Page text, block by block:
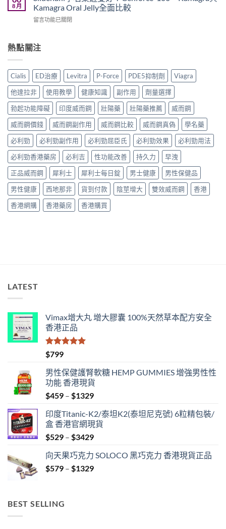
間、
30mg
點
揀？〉
作
注
項
港
正
貨
購
買
指
南〉
中
2026
Viagra
多
原
廠
與
學
名
藥
購
買
較〉
中
而
鋼
利
麼
選？
2026
年
效
果、
價
錢、
作
用
全
面
比
較
與
香
8 月
Kamagra Oral Jelly全面比較
在
名
藥
隻
好？
Cenforce-
100、
Kamagra
與
Kamagra
Oral
Jelly
全
面
比
較〉
中
留言功能已關閉
熱點關注
Cialis ED治療 Levitra P-Force PDE5抑制劑
Viagra
他達拉非
使用教學 健康知識 副作用
劑量選擇
勃起功能障礙
印度威而鋼 壯陽藥 壯陽藥推薦
威而鋼
威而鋼價錢
威而鋼副作用 威而鋼比較 威而鋼真偽
學名藥
必利勁
必利勁副作用 必利勁屈臣氏 必利勁效果
必利勁用法
必利勁香港藥房
必利吉 性功能改善 持久力
早洩
正品威而鋼
犀利士 犀利士每日錠 男士健康
男性保健品
男性健康
西地那非 貨到付款 陰莖增大 雙效威而鋼
香港
香港網購
香港藥房 香港購買
LATEST
Vimax增大丸 增大膠囊 100%天然草本配方安全
香港正品
評分
滿分 5
$799
男性保健護腎軟糖 HEMP GUMMIES 增強男性性
功能 香港現貨
$459 – $1329Price
$459
through
$1329
印度Titanic-K2/泰坦K2(泰坦尼克號) 6粒精包裝/
盒 香港官網現貨
$529 – $3429Price
$529
through
向天果巧克力 SOLOCO 黑巧克力 香港現貨正品
$579 – $1329Price
BEST SELLING